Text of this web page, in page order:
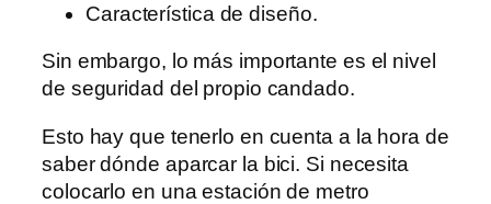
Característica de diseño.
Sin embargo, lo más importante es el nivel
de seguridad del propio candado.
Esto hay que tenerlo en cuenta a la hora de
saber dónde aparcar la bici. Si necesita
colocarlo en una estación de metro